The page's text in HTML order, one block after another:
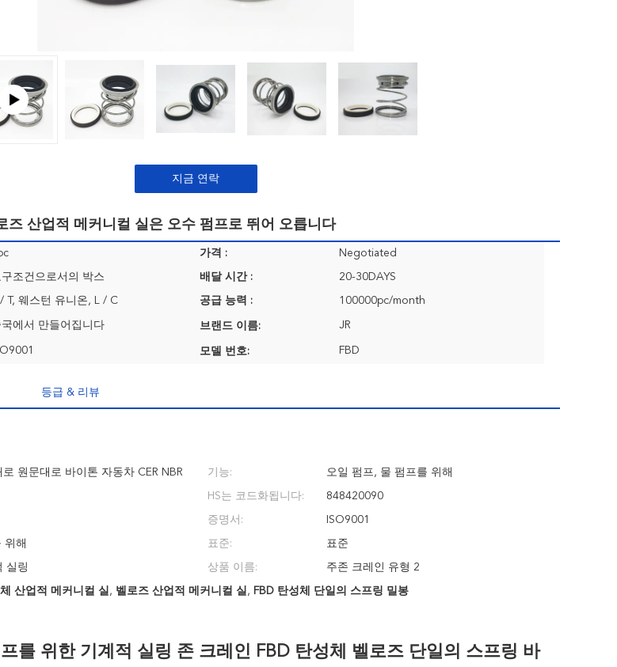
지금 연락
즈 산업적 메커니컬 실은 오수 펌프로 뛰어 오릅니다
가격 : Negotiated
구조건으로서의 박스 배달 시간 : 20-30DAYS
/ T, 웨스턴 유니온, L / C 공급 능력 : 100000pc/month
국에서 만들어집니다 브랜드 이름: JR
모델 번호: FBD
등급 & 리뷰
로 원문대로 바이톤 자동차 CER NBR 기능: 오일 펌프, 물 펌프를 위해
HS는 코드화됩니다: 848420090
증명서: ISO9001
위해 표준: 표준
실링 상품 이름: 주존 크레인 유형 2
산업적 메커니컬 실 , 벨로즈 산업적 메커니컬 실 , FBD 탄성체 단일의 스프링 밀봉
를 위한 기계적 실링 존 크레인 FBD 탄성체 벨로즈 단일의 스프링 바